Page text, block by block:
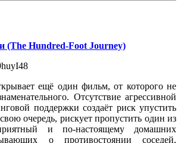
(The Hundred-Foot Journey)
ещё один фильм, от которого не
Отсутствие агрессивной
поддержки создаёт риск упустить
очередь, рискует пропустить один из
и по-настоящему домашних
о противостоянии соседей,